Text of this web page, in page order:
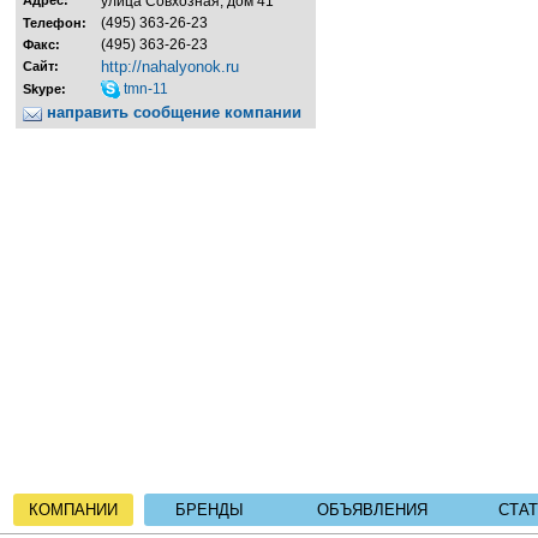
Телефон: (495) 363-26-23
Факс: (495) 363-26-23
Сайт: http://nahalyonok.ru
Skype: tmn-11
направить сообщение компании
КОМПАНИИ БРЕНДЫ ОБЪЯВЛЕНИЯ